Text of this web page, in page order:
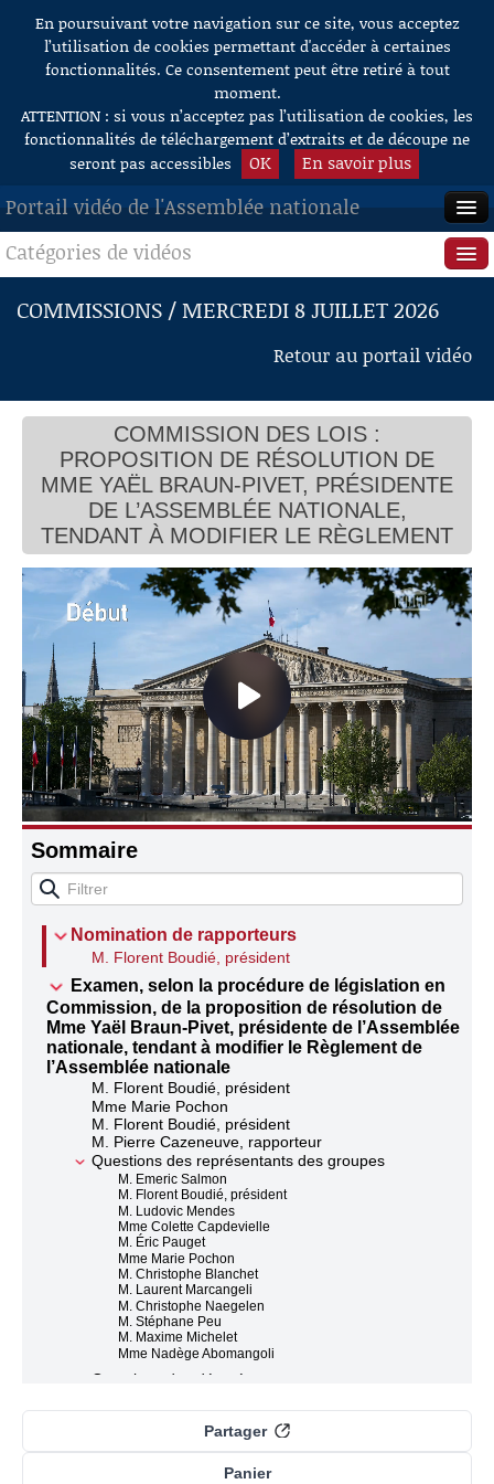
Aller au contenu
En poursuivant votre navigation sur ce site, vous acceptez
l’utilisation de cookies permettant d'accéder à certaines
fonctionnalités. Ce consentement peut être retiré à tout
moment.
ATTENTION : si vous n’acceptez pas l’utilisation de cookies, les
fonctionnalités de téléchargement d’extraits et de découpe ne
seront pas accessibles
OK En savoir plus
Portail vidéo de l'Assemblée nationale
ACCUEIL
EN DIRECT
RECHERCHE
AIDE À LA DÉCOUPE
DE VIDÉOS
Catégories de vidéos
Séance publique
Questions au Gouvernement
Commissions
Présidence
Évènements
Connaissance, Histoire
Autres
COMMISSIONS / MERCREDI 8 JUILLET 2026
Retour au portail vidéo
COMMISSION DES LOIS :
PROPOSITION DE RÉSOLUTION DE
MME YAËL BRAUN-PIVET, PRÉSIDENTE
DE L’ASSEMBLÉE NATIONALE,
TENDANT À MODIFIER LE RÈGLEMENT
Sommaire
Nomination de rapporteurs
M. Florent Boudié, président
Examen, selon la procédure de législation en
Commission, de la proposition de résolution de
Mme Yaël Braun-Pivet, présidente de l’Assemblée
nationale, tendant à modifier le Règlement de
l’Assemblée nationale
M. Florent Boudié, président
Mme Marie Pochon
M. Florent Boudié, président
M. Pierre Cazeneuve, rapporteur
Questions des représentants des groupes
M. Emeric Salmon
M. Florent Boudié, président
M. Ludovic Mendes
Mme Colette Capdevielle
M. Éric Pauget
Mme Marie Pochon
M. Christophe Blanchet
M. Laurent Marcangeli
M. Christophe Naegelen
M. Stéphane Peu
M. Maxime Michelet
Mme Nadège Abomangoli
Questions des députés
Discussion des articles
Article Premier à Article 11
Panier
Partager